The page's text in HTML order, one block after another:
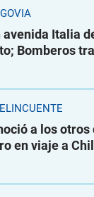
Italia
Bomberos
a los
en viaje a